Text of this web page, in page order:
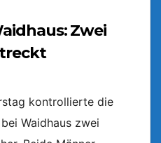
Zwei
kontrollierte die
Waidhaus zwei